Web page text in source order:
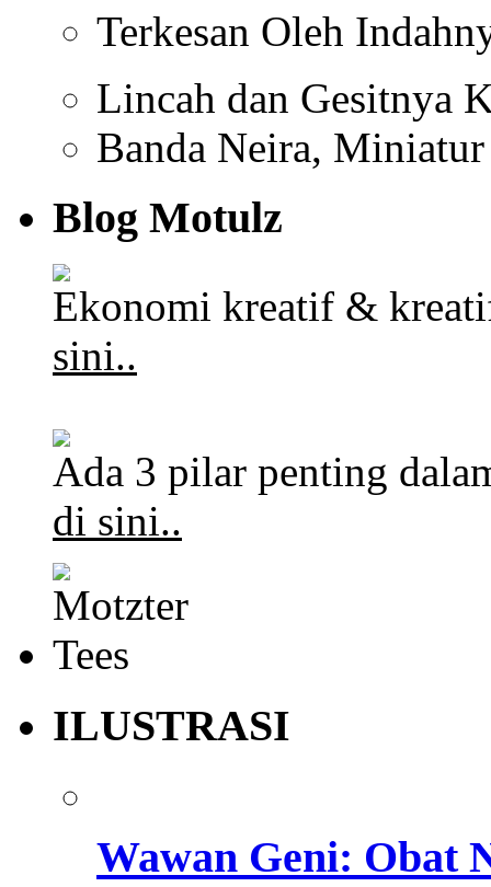
Terkesan Oleh
Lincah dan Gesitnya
Banda Neira,
Blog Motulz
Ekonomi kreatif &
sini..
Ada 3 pilar penting
di sini..
ILUSTRASI
Wawan Geni: Obat